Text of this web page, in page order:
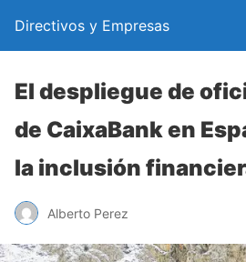
Directivos y Empresas
El despliegue de
de CaixaBank en
la inclusión
Alberto Perez